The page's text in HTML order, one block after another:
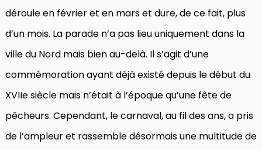
déroule en février et en mars et dure, de ce fait, plus
d’un mois. La parade n’a pas lieu uniquement dans la
ville du Nord mais bien au-delà. Il s’agit d’une
commémoration ayant déjà existé depuis le début du
XVIIe siècle mais n’était à l’époque qu’une fête de
pêcheurs. Cependant, le carnaval, au fil des ans, a pris
de l’ampleur et rassemble désormais une multitude de